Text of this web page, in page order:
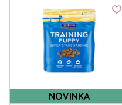
NOVINKA